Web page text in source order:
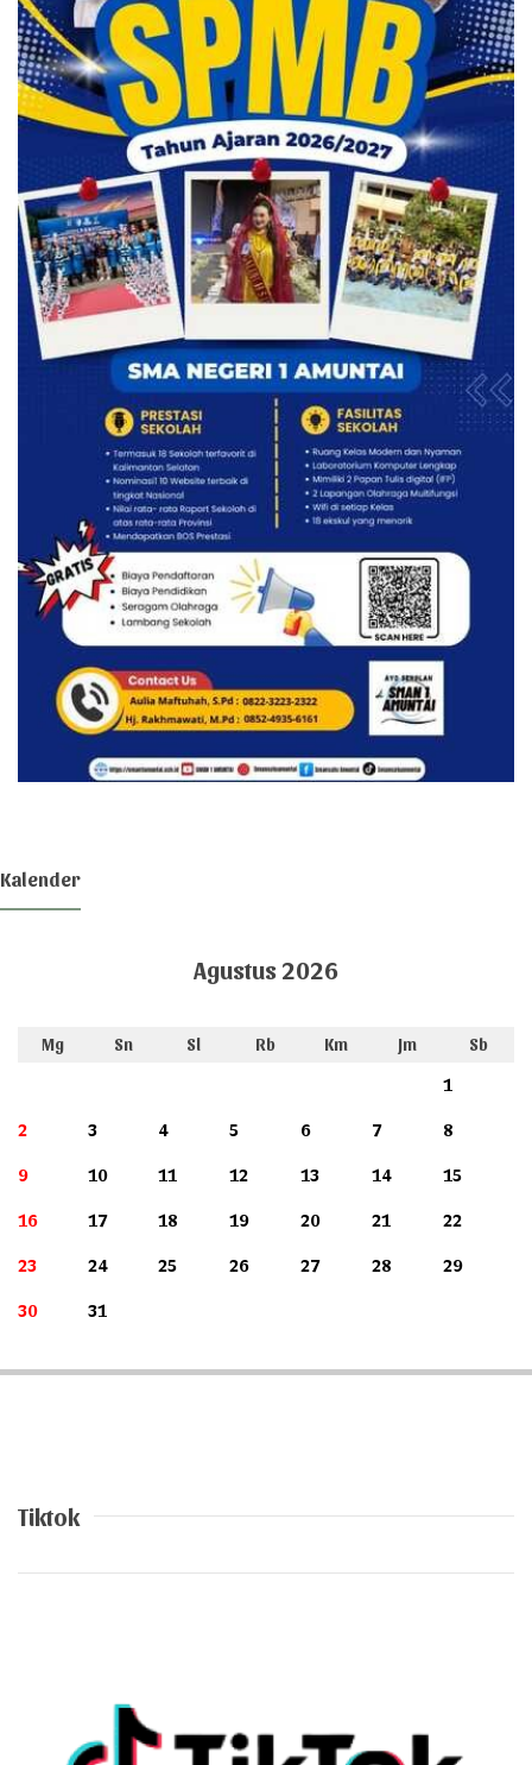
Kalender
Agustus 2026
Mg Sn Sl Rb Km Jm
Sb
1
2 3 4 5 6 7 8
9 10 11 12 13 14 15
16 17 18 19 20 21 22
23 24 25 26 27 28 29
30 31
Tiktok